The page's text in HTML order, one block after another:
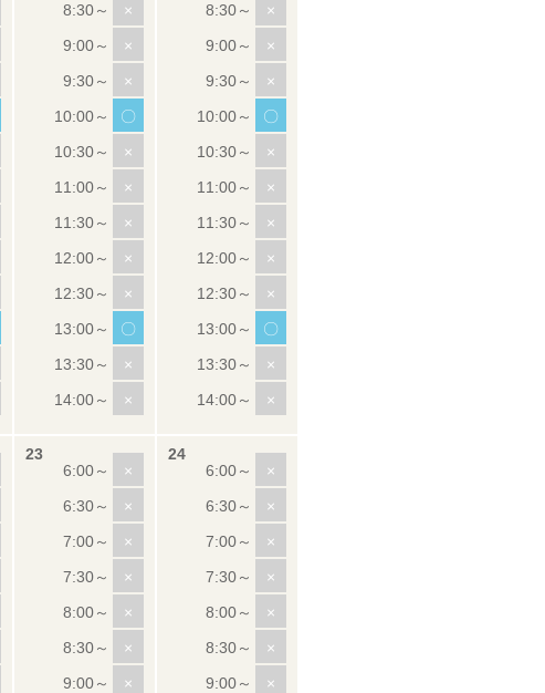
×
×
×
〇
×
×
×
×
×
〇
×
×
×
×
×
〇
×
×
×
×
×
〇
×
×
×
×
×
×
×
×
×
×
×
×
×
×
×
×